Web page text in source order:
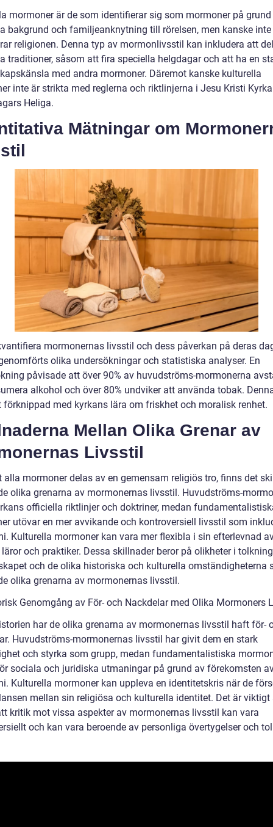
mormoner är de som identifierar sig som mormoner på
bakgrund och familjeanknytning till rörelsen, men kanske
religionen. Denna typ av mormonlivsstil kan inkludera att
traditioner, såsom att fira speciella helgdagar och att ha en
med andra mormoner. Däremot kanske kulturella
inte är strikta med reglerna och riktlinjerna i Jesu Kristi
Heliga.
Mätningar om
mormonernas livsstil och dess påverkan på deras
olika undersökningar och statistiska analyser. En
påvisade att över 90% av huvudströms-mormonerna
alkohol och över 80% undviker att använda tobak.
förknippad med kyrkans lära om friskhet och moralisk renhet.
Mellan Olika Grenar av
Livsstil
alla mormoner delas av en gemensam religiös tro, finns det
olika grenarna av mormonernas livsstil. Huvudströms-
officiella riktlinjer och doktriner, medan
utövar en mer avvikande och kontroversiell livsstil som
Kulturella mormoner kan vara mer flexibla i sin efterlevnad
och praktiker. Dessa skillnader beror på olikheter i
och de olika historiska och kulturella omständigheterna
olika grenarna av mormonernas livsstil.
Genomgång av För- och Nackdelar med Olika Mormoners
har de olika grenarna av mormonernas livsstil haft för-
Huvudströms-mormonernas livsstil har givit dem en stark
och styrka som grupp, medan fundamentalistiska
sociala och juridiska utmaningar på grund av förekomsten
Kulturella mormoner kan uppleva en identitetskris när de
mellan sin religiösa och kulturella identitet. Det är viktigt
kritik mot vissa aspekter av mormonernas livsstil kan vara
och kan vara beroende av personliga övertygelser och